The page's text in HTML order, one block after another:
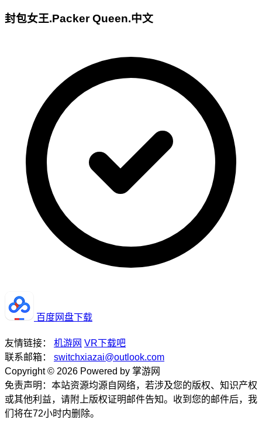
封包女王.Packer Queen.中文
百度网盘下载
友情链接： 机游网 VR下载吧
联系邮箱：
switchxiazai@outlook.com
Copyright © 2026 Powered by 掌游网
免责声明：本站资源均源自网络，若涉及您的版权、知识产权
或其他利益，请附上版权证明邮件告知。收到您的邮件后，我
们将在72小时内删除。